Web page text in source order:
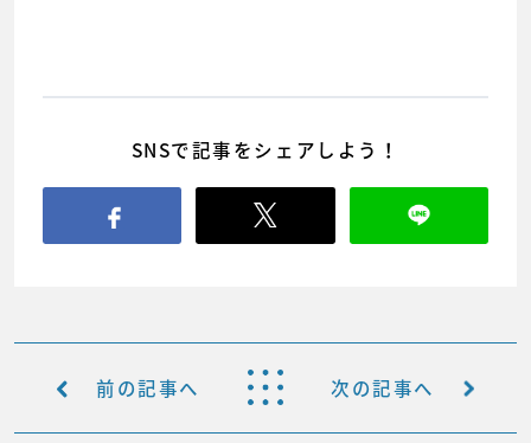
SNSで記事をシェアしよう！
前の記事へ 次の記事へ